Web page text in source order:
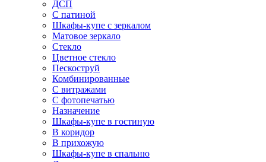
ДСП
С патиной
Шкафы-купе с зеркалом
Матовое зеркало
Стекло
Цветное стекло
Пескоструй
Комбинированные
С витражами
С фотопечатью
Назначение
Шкафы-купе в гостиную
В коридор
В прихожую
Шкафы-купе в спальню